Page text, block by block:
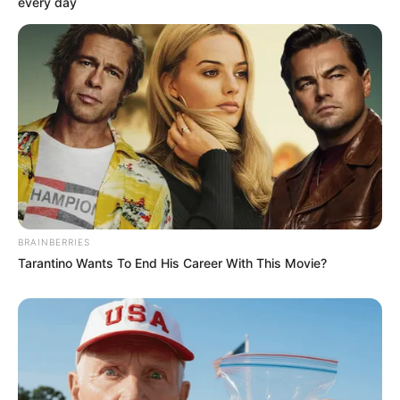
erhaltenen Renaissancefestungen Deutschlands,
die zu einem Bestandteil der im 19. Jahrhundert
erweiterten Festung Jülich wurde. Obwohl die
Zitadelle heute als Gymnasium genutzt wird, können
die Wälle und Bastionen besichtigt werden.
Außerdem informiert auf dem Gelände ein Museum
über die Geschichte der Festung. Weitere
Informationen mit der Internetsuche:Museum Zitadel
le Jülich.
Brückenkopfpark Jülich - Aus einem kleinen
Tierpark entstand zur Landesgartenschau 1998 ein
großer Tier- und Freizeitpark, in dem es neben
Sportanlagen, wie z.B. eine Skaterbahn, einen
Kanuverleih, ein Beach-Volleyballfeld und einen
Hochseilklettergarten, sowie mehrere
Themengärten und Spielanlagen gibt. Der Park
erhielt seinen Namen, weil er an einem ehemaligen
BRAINBERRIES
Tarantino Wants To End His Career With This Movie?